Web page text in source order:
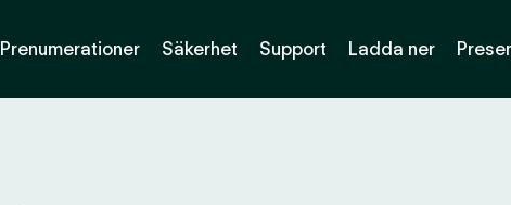
Prenumerationer Säkerhet Support Ladda ner